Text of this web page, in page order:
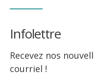
Infolettre
Recevez nos
courriel !